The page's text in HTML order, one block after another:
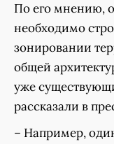
По его мнению,
необходимо
зонировании
общей
уже
рассказали в
– Например,